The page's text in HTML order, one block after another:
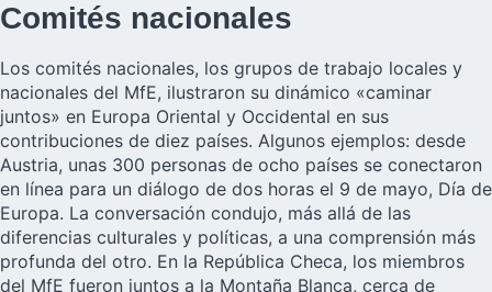
Comités nacionales
Los comités nacionales, los grupos de trabajo locales y
nacionales del MfE, ilustraron su dinámico «caminar
juntos» en Europa Oriental y Occidental en sus
contribuciones de diez países. Algunos ejemplos: desde
Austria, unas 300 personas de ocho países se conectaron
en línea para un diálogo de dos horas el 9 de mayo, Día de
Europa. La conversación condujo, más allá de las
diferencias culturales y políticas, a una comprensión más
profunda del otro. En la República Checa, los miembros
del MfE fueron juntos a la Montaña Blanca, cerca de